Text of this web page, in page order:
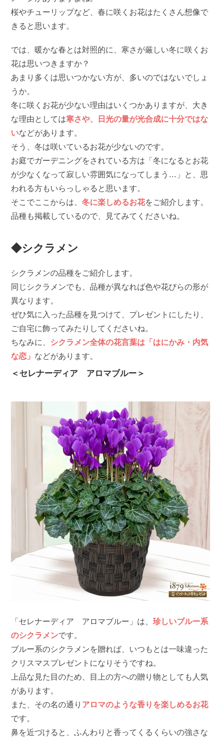
桜やチューリップなど、春に咲くお花はたくさん想像で
きると思います。
では、暖かな春とは対照的に、寒さが厳しい冬に咲くお
花は思いつきますか？
あまり多くは思いつかない方が、多いのではないでしょ
うか。
冬に咲くお花が少ない理由はいくつかありますが、大き
な理由としては寒さや、日光の量が光合成に十分ではな
いなどがあります。
そう、冬は咲いているお花が少ないのです。
お庭でガーデニングをされている方は「冬になるとお花
が少なくなって寂しい雰囲気になってしまう…」と、思
われる方もいらっしゃると思います。
そこでここからは、冬に楽しめるお花をご紹介します。
品種も掲載しているので、見てみてくださいね。
◆シクラメン
シクラメンの品種をご紹介します。
同じシクラメンでも、品種が異なれば色や花びらの形が
異なります。
ぜひ気に入った品種を見つけて、プレゼントにしたり、
ご自宅に飾ってみたりしてくださいね。
ちなみに、 シクラメン全体の花言葉は「はにかみ・内気
な恋」 などがあります。
＜セレナーディア アロマブルー＞
「セレナーディア アロマブルー」は、珍しいブルー系
のシクラメンです。
ブルー系のシクラメンを贈れば、いつもとは一味違った
クリスマスプレゼントになりそうですね。
上品な見た目のため、目上の方への贈り物としても人気
があります。
また、その名の通り アロマのような香りを楽しめるお花
です。
鼻を近づけると、ふんわりと香ってくるくらいの強さな